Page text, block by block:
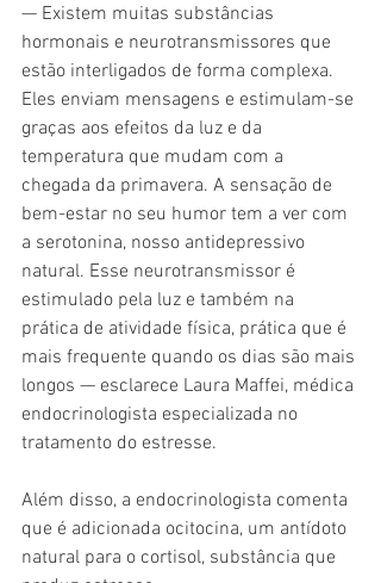
— Existem muitas substâncias
hormonais e neurotransmissores que
estão interligados de forma complexa.
Eles enviam mensagens e estimulam-se
graças aos efeitos da luz e da
temperatura que mudam com a
chegada da primavera. A sensação de
bem-estar no seu humor tem a ver com
a serotonina, nosso antidepressivo
natural. Esse neurotransmissor é
estimulado pela luz e também na
prática de atividade física, prática que é
mais frequente quando os dias são mais
longos — esclarece Laura Maffei, médica
endocrinologista especializada no
tratamento do estresse.
Além disso, a endocrinologista comenta
que é adicionada ocitocina, um antídoto
natural para o cortisol, substância que